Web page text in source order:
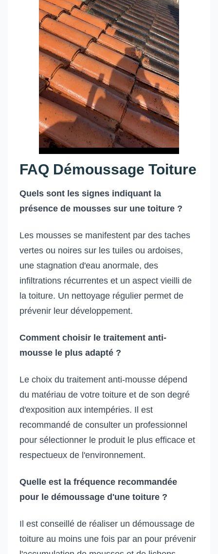
FAQ Démoussage Toiture
Quels sont les signes indiquant la
présence de mousses sur une toiture ?
Les mousses se manifestent par des taches
vertes ou noires sur les tuiles ou ardoises,
une stagnation d'eau anormale, des
infiltrations récurrentes et un aspect vieilli de
la toiture. Un nettoyage régulier permet de
prévenir leur développement.
Comment choisir le traitement anti-
mousse le plus adapté ?
Le choix du traitement anti-mousse dépend
du matériau de votre toiture et de son degré
d'exposition aux intempéries. Il est
recommandé de consulter un professionnel
pour sélectionner le produit le plus efficace et
respectueux de l'environnement.
Quelle est la fréquence recommandée
pour le démoussage d'une toiture ?
Il est conseillé de réaliser un démoussage de
toiture au moins une fois par an pour prévenir